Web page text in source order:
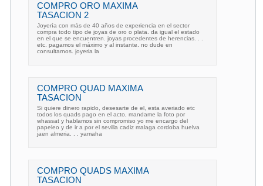
COMPRO ORO MAXIMA
TASACION 2
Joyería con más de 40 años de experiencia en el sector
compra todo tipo de joyas de oro o plata. da igual el estado
en el que se encuentren. joyas procedentes de herencias. . .
etc. pagamos el máximo y al instante. no dude en
consultarnos. joyeria la
COMPRO QUAD MAXIMA
TASACION
Si quiere dinero rapido, desesarte de el, esta averiado etc
todos los quads pago en el acto, mandame la foto por
whassat y hablamos sin compromiso yo me encargo del
papeleo y de ir a por el sevilla cadiz malaga cordoba huelva
jaen almeria. . . yamaha
COMPRO QUADS MAXIMA
TASACION